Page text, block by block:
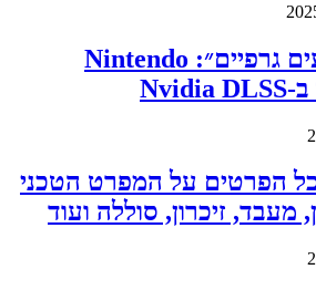
״פי 10 יותר ביצועים גרפיים״: Nintendo
סוויץ׳ 2: כל הפרטים על המפרט הטכני
זיכרון, סוללה ועוד